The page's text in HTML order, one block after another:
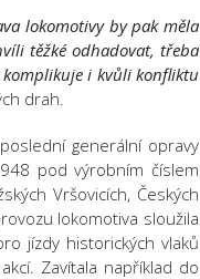
lokomotivy by pak měla
těžké odhadovat, třeba
i kvůli konfliktu
drah.
generální opravy
pod výrobním číslem
Vršovicích, Českých
lokomotiva sloužila
jízdy historických vlaků
Zavítala například do